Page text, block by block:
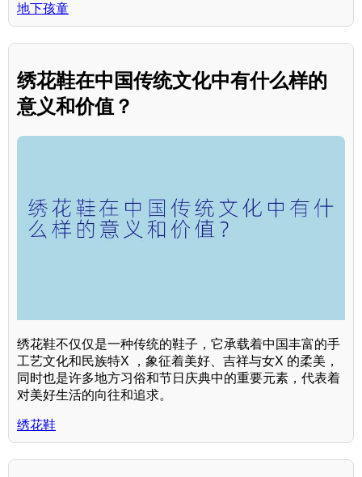
地下孩童
绣花鞋在中国传统文化中有什么样的
意义和价值？
绣花鞋不仅仅是一种传统的鞋子，它承载着中国丰富的手
工艺文化和民族特X ，象征着美好、吉祥与女X 的柔美，
同时也是许多地方习俗和节日庆典中的重要元素，代表着
对美好生活的向往和追求。
绣花鞋